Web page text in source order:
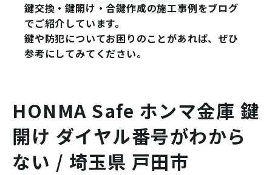
鍵交換・鍵開け・合鍵作成の施工事例をブログ
でご紹介しています。
鍵や防犯についてお困りのことがあれば、ぜひ
参考にしてみてください。
HONMA Safe ホンマ金庫 鍵
開け ダイヤル番号がわから
ない / 埼玉県 戸田市